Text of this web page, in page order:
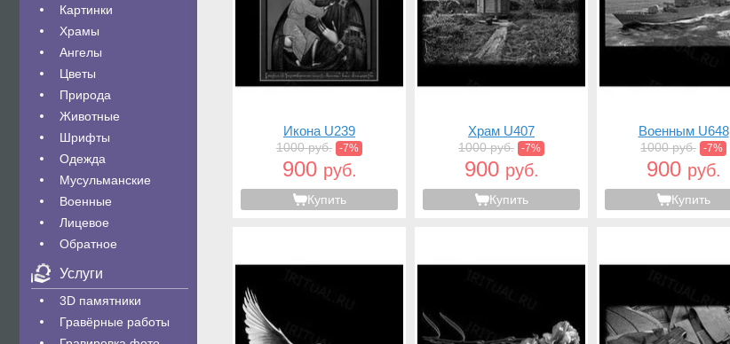
Картинки
Храмы
Ангелы
Цветы
Природа
Животные
Шрифты
Одежда
Мусульманские
Военные
Лицевое
Обратное
Услуги
3D памятники
Гравëрные работы
Икона U239
1000 руб. -7%
900 руб.
Купить
Храм U407
1000 руб. -7%
900 руб.
Купить
Военным U648
1000 руб. -7%
900 руб.
Купить